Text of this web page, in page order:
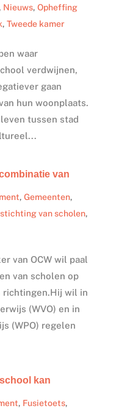
Nieuws, Opheffing
, Tweede kamer
waar
verdwijnen,
gaan
hun woonplaats.
tussen stad
van
, Gemeenten,
van scholen,
van OCW wil paal
van scholen op
richtingen.Hij wil in
(WVO) en in
(WPO) regelen
kan
, Fusietoets,